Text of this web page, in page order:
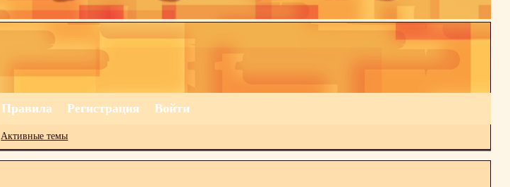
Правила Регистрация Войти
Активные темы